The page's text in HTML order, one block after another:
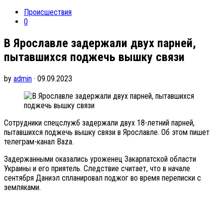
Происшествия
0
В Ярославле задержали двух парней,
пытавшихся поджечь вышку связи
by admin · 09.09.2023
Сотрудники спецслужб задержали двух 18-летний парней,
пытавшихся поджечь вышку связи в Ярославле. Об этом пишет
телеграм-канал Baza.
Задержанными оказались уроженец Закарпатской области
Украины и его приятель. Следствие считает, что в начале
сентября Даниэл спланировал поджог во время переписки с
земляками.